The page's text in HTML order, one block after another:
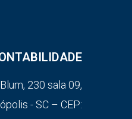
230 sala 09,
- SC – CEP: